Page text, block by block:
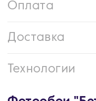
Оплата
Доставка
Технологии